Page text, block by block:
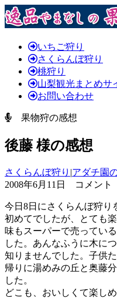
いちご狩り
さくらんぼ狩り
桃狩り
山梨観光まとめサ
お問い合わせ
果物狩の感想
後藤 様の感想
さくらんぼ狩り |アダチ園
2008年6月11日 コメント
今日8日にさくらんぼ狩り
初めてでしたが、とても
味もスーパーで売ってい
した。あんなふうに木に
知りませんでした。子供
帰りに湯めみの丘と奥藤
した。
どこも、おいしくて楽し